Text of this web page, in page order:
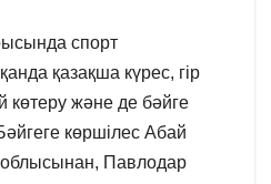
спорт
қазақша күрес, гір
көтеру және де бәйге
көршілес Абай
Павлодар